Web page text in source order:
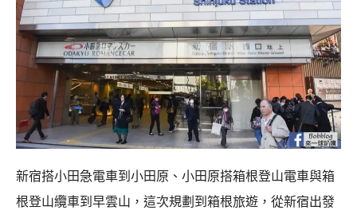
新宿搭小田急電車到小田原、小田原搭箱根登山電車與箱
根登山纜車到早雲山，這次規劃到箱根旅遊，從新宿出發